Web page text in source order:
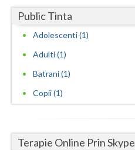
Iasi
Ilfov
Neamt
Public Tinta
Adolescenti (1)
Adulti (1)
Batrani (1)
Copii (1)
Terapie Online Prin Skype